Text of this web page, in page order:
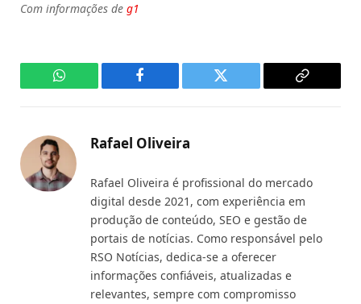
Com informações de g1
WhatsApp Facebook Twitter
Copy
Rafael Oliveira
Rafael Oliveira é profissional do mercado
digital desde 2021, com experiência em
produção de conteúdo, SEO e gestão de
portais de notícias. Como responsável pelo
RSO Notícias, dedica-se a oferecer
informações confiáveis, atualizadas e
relevantes, sempre com compromisso